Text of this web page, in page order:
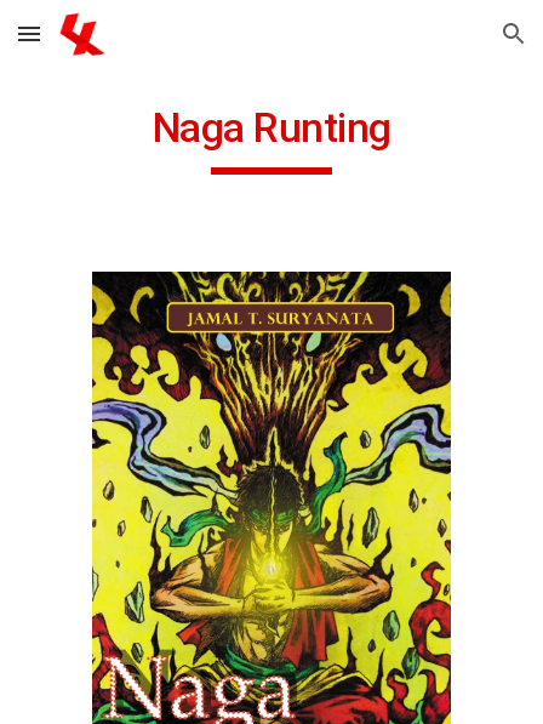
Skip to main content Skip to navigation
Naga Runting